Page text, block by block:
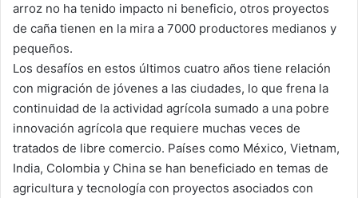
arroz no ha tenido impacto ni beneficio, otros proyectos
de caña tienen en la mira a 7000 productores medianos y
pequeños.
Los desafíos en estos últimos cuatro años tiene relación
con migración de jóvenes a las ciudades, lo que frena la
continuidad de la actividad agrícola sumado a una pobre
innovación agrícola que requiere muchas veces de
tratados de libre comercio. Países como México, Vietnam,
India, Colombia y China se han beneficiado en temas de
agricultura y tecnología con proyectos asociados con